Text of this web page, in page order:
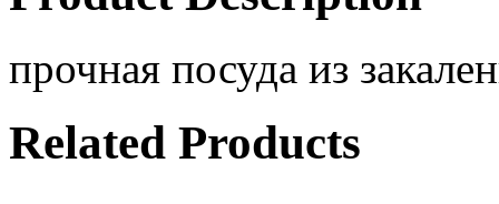
прочная посуда из
Related Products